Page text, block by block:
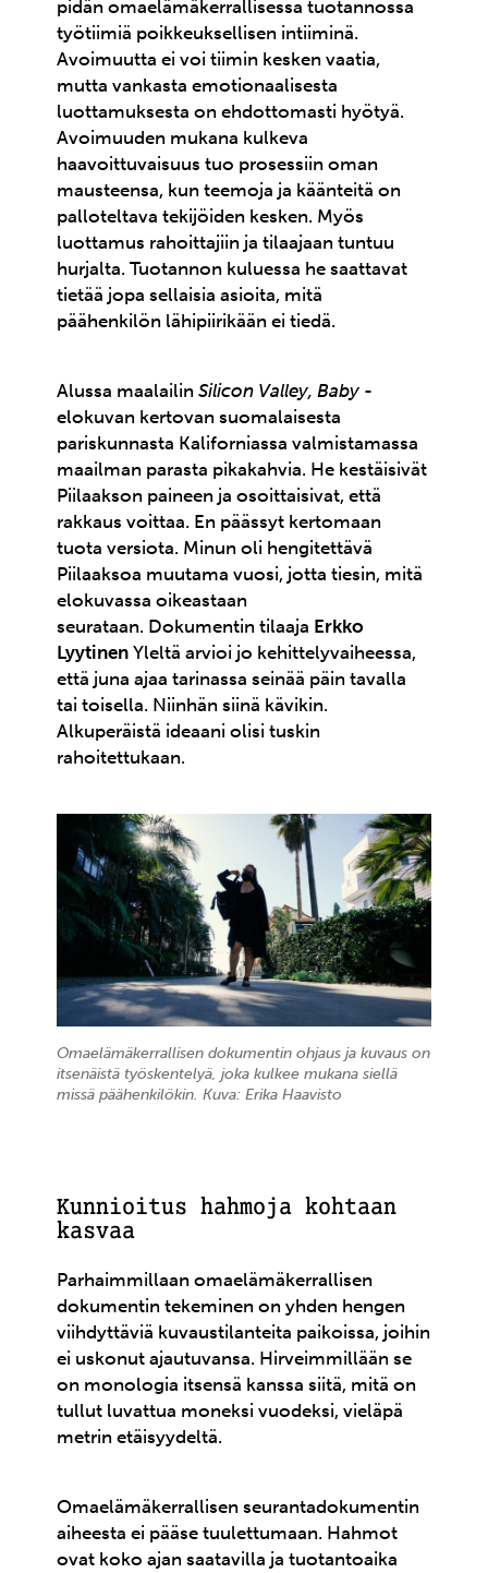
pidän omaelämäkerrallisessa tuotannossa
työtiimiä poikkeuksellisen intiiminä.
Avoimuutta ei voi tiimin kesken vaatia,
mutta vankasta emotionaalisesta
luottamuksesta on ehdottomasti hyötyä.
Avoimuuden mukana kulkeva
haavoittuvaisuus tuo prosessiin oman
mausteensa, kun teemoja ja käänteitä on
palloteltava tekijöiden kesken. Myös
luottamus rahoittajiin ja tilaajaan tuntuu
hurjalta. Tuotannon kuluessa he saattavat
tietää jopa sellaisia asioita, mitä
päähenkilön lähipiirikään ei tiedä.
Alussa maalailinSilicon Valley, Baby -
elokuvan kertovan suomalaisesta
pariskunnasta Kaliforniassa valmistamassa
maailman parasta pikakahvia. He kestäisivät
Piilaakson paineen ja osoittaisivat, että
rakkaus voittaa. En päässyt kertomaan
tuota versiota. Minun oli hengitettävä
Piilaaksoa muutama vuosi, jotta tiesin, mitä
elokuvassa oikeastaan
seurataan. Dokumentin tilaaja Erkko
Lyytinen Yleltä arvioi jo kehittelyvaiheessa,
että juna ajaa tarinassa seinää päin tavalla
tai toisella. Niinhän siinä kävikin.
Alkuperäistä ideaani olisi tuskin
rahoitettukaan.
Omaelämäkerrallisen dokumentin ohjaus ja kuvaus on
itsenäistä työskentelyä, joka kulkee mukana siellä
missä päähenkilökin. Kuva: Erika Haavisto
Kunnioitus hahmoja kohtaan
kasvaa
Parhaimmillaan omaelämäkerrallisen
dokumentin tekeminen on yhden hengen
viihdyttäviä kuvaustilanteita paikoissa, joihin
ei uskonut ajautuvansa. Hirveimmillään se
on monologia itsensä kanssa siitä, mitä on
tullut luvattua moneksi vuodeksi, vieläpä
metrin etäisyydeltä.
Omaelämäkerrallisen seurantadokumentin
aiheesta ei pääse tuulettumaan. Hahmot
ovat koko ajan saatavilla ja tuotantoaika